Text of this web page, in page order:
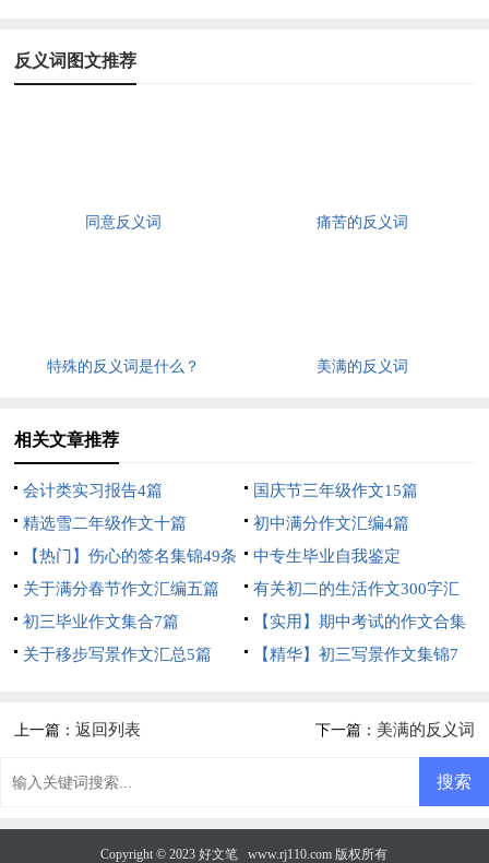
反义词图文推荐
同意反义词 痛苦的反义词
特殊的反义词是什么？ 美满的反义词
相关文章推荐
会计类实习报告4篇
国庆节三年级作文15篇
精选雪二年级作文十篇
初中满分作文汇编4篇
【热门】伤心的签名集锦49条
中专生毕业自我鉴定
关于满分春节作文汇编五篇
有关初二的生活作文300字汇
编10篇
初三毕业作文集合7篇
【实用】期中考试的作文合集
七篇
关于移步写景作文汇总5篇
【精华】初三写景作文集锦7
上一篇：返回列表 下一篇： 美满的反义词
Copyright © 2023好文笔 www.rj110.com 版权所有